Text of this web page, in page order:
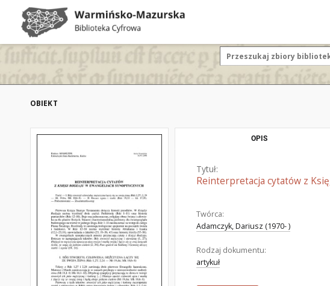
OBIEKT
OPIS
Tytuł:
Reinterpretacja cytatów z
Twórca:
Adamczyk, Dariusz (1970- )
Rodzaj dokumentu:
artykuł